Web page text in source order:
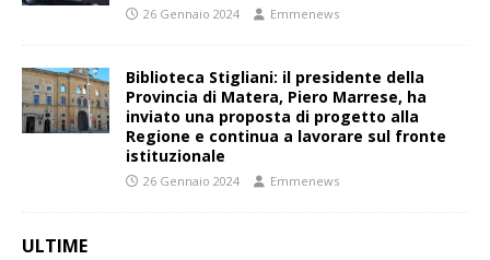
26 Gennaio 2024 Emmenews
Biblioteca Stigliani: il presidente della
Provincia di Matera, Piero Marrese, ha
inviato una proposta di progetto alla
Regione e continua a lavorare sul fronte
istituzionale
26 Gennaio 2024 Emmenews
ULTIME